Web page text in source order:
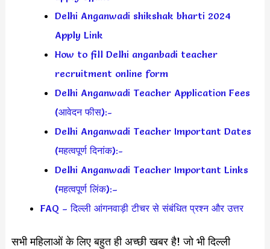
Delhi Anganwadi shikshak bharti 2024
Apply Link
How to fill Delhi anganbadi teacher
recruitment online form
Delhi Anganwadi Teacher Application Fees
(आवेदन फीस):-
Delhi Anganwadi Teacher Important Dates
(महत्वपूर्ण दिनांक):-
Delhi Anganwadi Teacher Important Links
(महत्वपूर्ण लिंक):–
FAQ – दिल्ली आंगनवाड़ी टीचर से संबंधित प्रश्न और उत्तर
सभी महिलाओं के लिए बहुत ही अच्छी खबर है! जो भी दिल्ली